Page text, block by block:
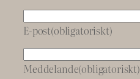
E-post(obligatoriskt)
Meddelande(obligatoriskt)